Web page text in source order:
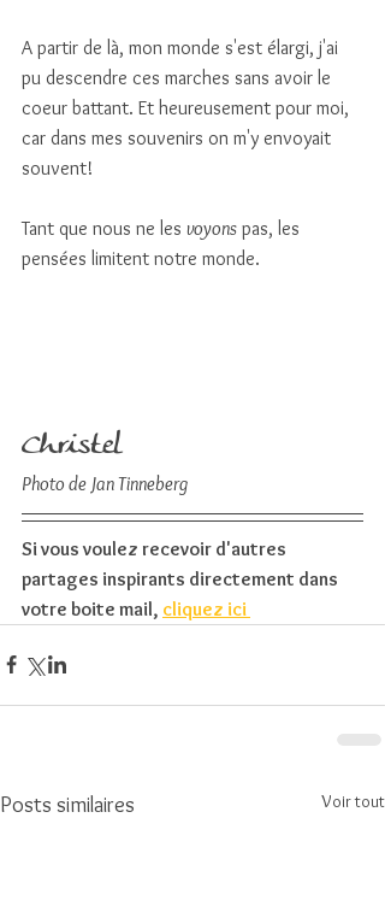
A partir de là, mon monde s'est élargi, j'ai
pu descendre ces marches sans avoir le
coeur battant. Et heureusement pour moi,
car dans mes souvenirs on m'y envoyait
souvent!
Tant que nous ne les voyons pas, les
pensées limitent notre monde.
Christel
Photo de Jan Tinneberg
Si vous voulez recevoir d'autres
partages inspirants directement dans
votre boite mail, cliquez ici
Posts similaires Voir tout